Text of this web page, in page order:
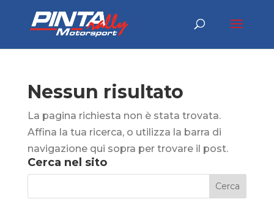
Nessun risultato
La pagina richiesta non è stata trovata.
Affina la tua ricerca, o utilizza la barra di
navigazione qui sopra per trovare il post.
Cerca nel sito